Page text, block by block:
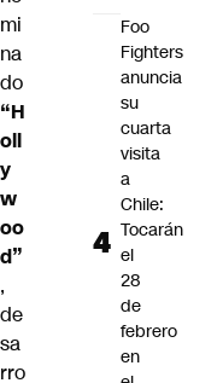
mi
na
do
“H
oll
y
w
oo
d”
,
de
sa
rro
Foo
Fighters
anuncia
su
cuarta
visita
a
Chile:
Tocarán
el
28
de
febrero
en